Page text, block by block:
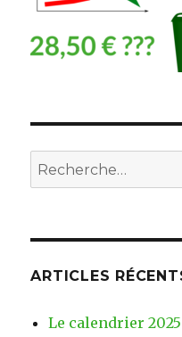
Recherche
pour
ARTICLES
Le calendrier